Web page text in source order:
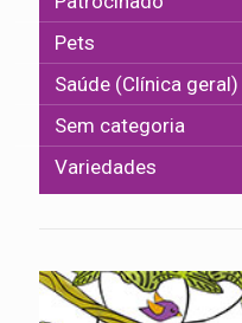
Pets
Saúde (Clínica geral)
Sem categoria
Variedades